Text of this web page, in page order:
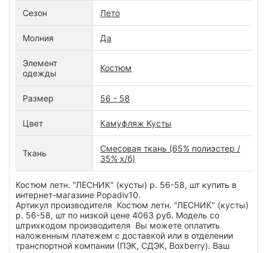
Сезон Лето
Молния Да
Элемент
одежды
Костюм
Размер 56 - 58
Цвет Камуфляж Кусты
Ткань
Смесовая ткань (65% полиэстер /
35% х/б)
Костюм летн. "ЛЕСНИК" (кусты) р. 56-58, шт купить в
интернет-магазине Popadiv10.
Артикул производителя Костюм летн. "ЛЕСНИК" (кусты)
р. 56-58, шт по низкой цене 4063 руб. Модель со
штрихкодом производителя Вы можете оплатить
наложенным платежем с доставкой или в отделении
транспортной компании (ПЭК, СДЭК, Boxberry). Ваш